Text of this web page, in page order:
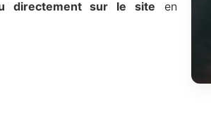
directement sur le site en